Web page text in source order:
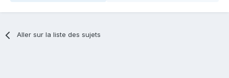
Aller sur la liste des sujets